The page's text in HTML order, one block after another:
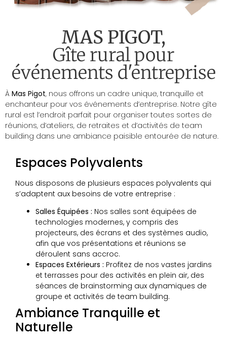
MAS PIGOT,
Gîte rural pour
événements d'entreprise
À Mas Pigot, nous offrons un cadre unique, tranquille et
enchanteur pour vos événements d’entreprise. Notre gîte
rural est l’endroit parfait pour organiser toutes sortes de
réunions, d’ateliers, de retraites et d’activités de team
building dans une ambiance paisible entourée de nature.
Espaces Polyvalents
Nous disposons de plusieurs espaces polyvalents qui
s’adaptent aux besoins de votre entreprise :
Salles Équipées : Nos salles sont équipées de
technologies modernes, y compris des
projecteurs, des écrans et des systèmes audio,
afin que vos présentations et réunions se
déroulent sans accroc.
Espaces Extérieurs : Profitez de nos vastes jardins
et terrasses pour des activités en plein air, des
séances de brainstorming aux dynamiques de
groupe et activités de team building.
Ambiance Tranquille et
Naturelle